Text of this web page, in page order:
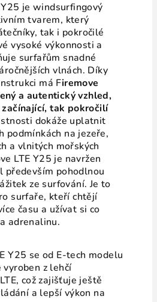
je windsurfingový
tvarem, který
tak i pokročilé
vysoké výkonnosti a
surfařům snadné
vlnách. Díky
má Firemove
a autentický vzhled,
tak pokročilí
dokáže uplatnit
podmínkách na jezeře,
a vlnitých mořských
LTE Y25 je navržen
především pohodlnou
ze surfování. Je to
surfaře, kteří chtějí
času a užívat si co
adrenalinu.
Y25 se od E-tech modelu
z lehčí
což zajišťuje ještě
a lepší výkon na